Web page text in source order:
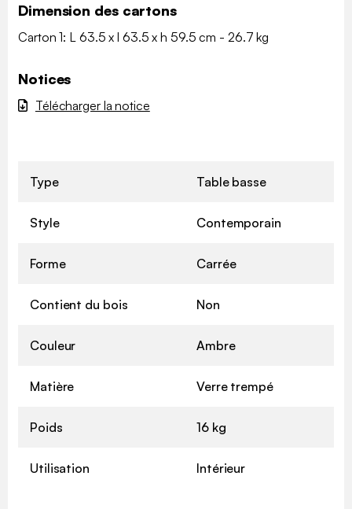
Dimension des cartons
Carton 1: L 63.5 x l 63.5 x h 59.5 cm - 26.7 kg
Notices
Télécharger la notice
Type Table basse
Style Contemporain
Forme Carrée
Contient du bois Non
Couleur Ambre
Matière Verre trempé
Poids 16 kg
Utilisation Intérieur